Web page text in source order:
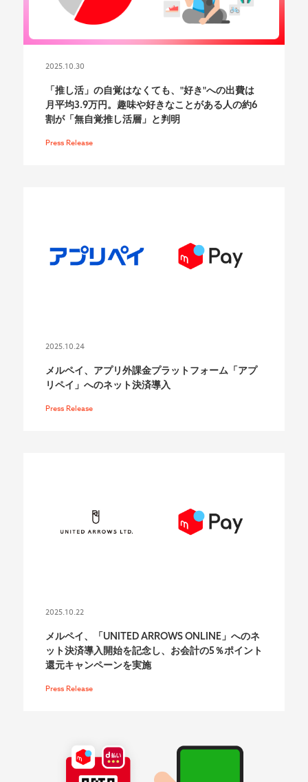
2025.10.30
「推し活」の自覚はなくても、"好き"への出費は
月平均3.9万円。趣味や好きなことがある人の約6
割が「無自覚推し活層」と判明
Press Release
2025.10.24
メルペイ、アプリ外課金プラットフォーム「アプ
リペイ」へのネット決済導入
Press Release
2025.10.22
メルペイ、「UNITED ARROWS ONLINE」へのネ
ット決済導入開始を記念し、お会計の5％ポイント
還元キャンペーンを実施
Press Release